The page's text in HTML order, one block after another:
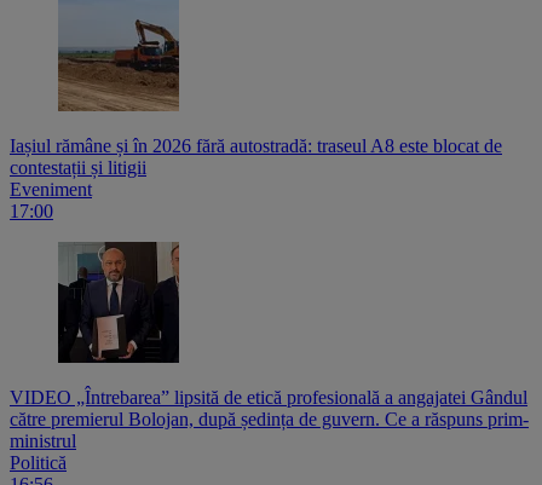
Iașiul rămâne și în 2026 fără autostradă: traseul A8 este blocat de
contestații și litigii
Eveniment
17:00
VIDEO „Întrebarea” lipsită de etică profesională a angajatei Gândul
către premierul Bolojan, după ședința de guvern. Ce a răspuns prim-
ministrul
Politică